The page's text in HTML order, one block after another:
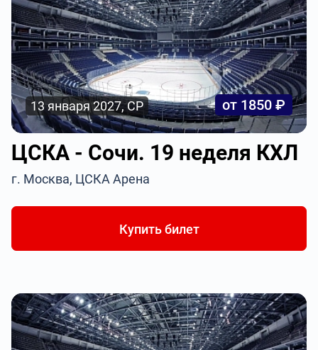
13 января 2027, СР от 1850 ₽
ЦСКА - Сочи. 19 неделя КХЛ
г. Москва, ЦСКА Арена
Купить билет